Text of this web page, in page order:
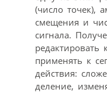
(число точек),
смещения и
сигнала.
применять к
действия:
деление,